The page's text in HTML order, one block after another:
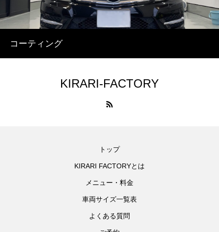
コーティング
KIRARI-FACTORY
トップ
KIRARI FACTORYとは
メニュー・料金
車両サイズ一覧表
よくある質問